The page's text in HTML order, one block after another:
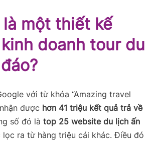
là một thiết kế
doanh tour du
với từ khóa “Amazing travel
được hơn 41 triệu kết quả trả về
số đó là top 25 website du lịch ấn
lọc ra từ hàng triệu cái khác. Điều đó